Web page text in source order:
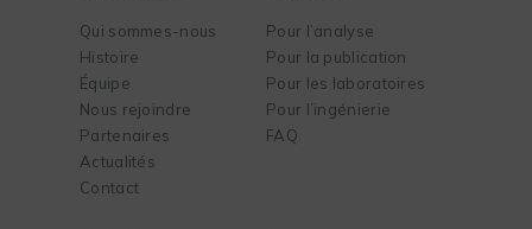
Qui sommes-nous
Histoire
Équipe
Nous rejoindre
Partenaires
Actualités
Contact
Pour l’analyse
Pour la publication
Pour les laboratoires
Pour l’ingénierie
FAQ